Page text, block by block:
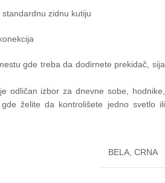
standardnu zidnu kutiju
gde treba da dodirnete prekidač, sija
odličan izbor za dnevne sobe, hodnike,
želite da kontrolišete jedno svetlo ili
BELA, CRNA